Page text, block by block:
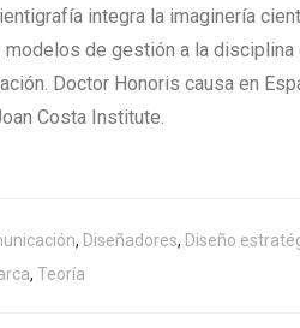
integra la imaginería
de gestión a la disciplina
Doctor Honoris causa en
Costa Institute.
, Diseñadores, Diseño
, Teoría